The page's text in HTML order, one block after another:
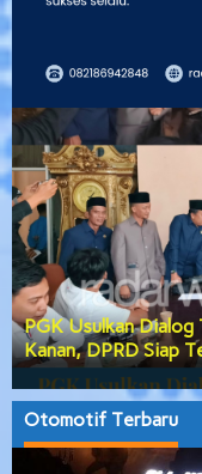
PGK Usulkan
Kanan, DPRD Siap
Otomotif Terbaru